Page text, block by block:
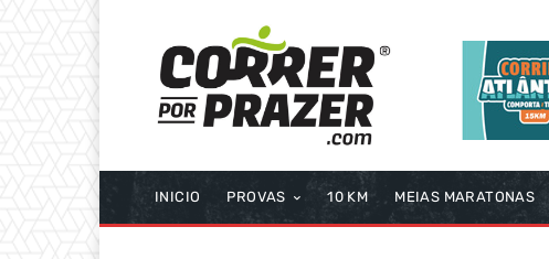
INICIO PROVAS 10 KM MEIAS MARATONAS